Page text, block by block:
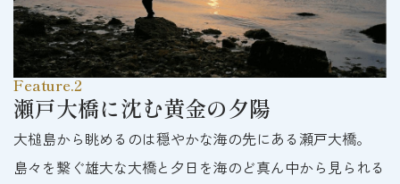
Feature.2
瀬戸大橋に沈む黄金の夕陽
大槌島から眺めるのは穏やかな海の先にある瀬戸大橋。
島々を繋ぐ雄大な大橋と夕日を海のど真ん中から見られる